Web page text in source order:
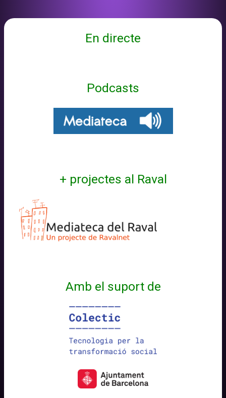
En directe
Podcasts
+ projectes al Raval
Amb el suport de